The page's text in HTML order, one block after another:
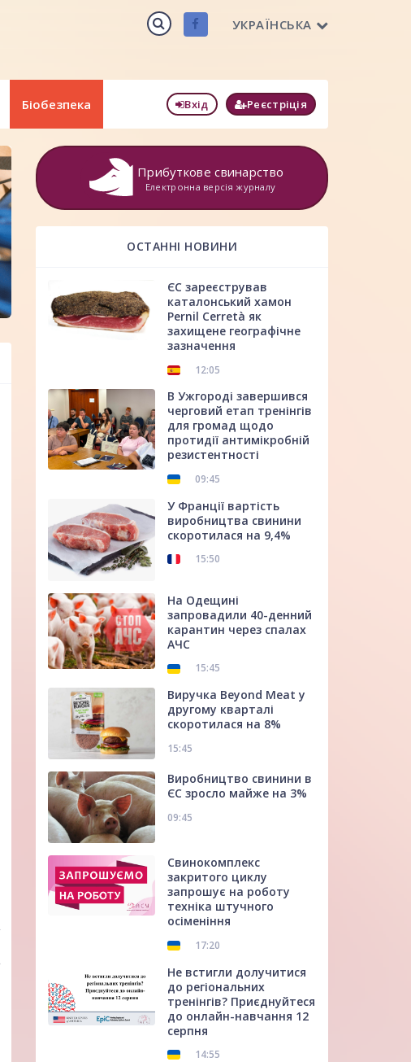
УКРАЇНСЬКА
Біобезпека Вхід Реєстріція
Прибуткове свинарство
Електронна версія журналу
ОСТАННІ НОВИНИ
ЄС зареєстрував
каталонський хамон
Pernil Cerretà як
захищене географічне
зазначення
12:05
В Ужгороді завершився
черговий етап тренінгів
для громад щодо
протидії антимікробній
резистентності
09:45
У Франції вартість
виробництва свинини
скоротилася на 9,4%
15:50
На Одещині
запровадили 40-денний
карантин через спалах
АЧС
15:45
Виручка Beyond Meat у
другому кварталі
скоротилася на 8%
15:45
Виробництво свинини в
ЄС зросло майже на 3%
09:45
Свинокомплекс
закритого циклу
запрошує на роботу
техніка штучного
осіменіння
17:20
Не встигли долучитися
до регіональних
тренінгів? Приєднуйтеся
до онлайн-навчання 12
серпня
14:55